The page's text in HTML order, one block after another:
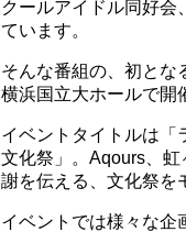
クールアイドル同好会
ています。
そんな番組の、初とな
横浜国立大ホールで開
イベントタイトルは「
文化祭」。Aqours、
謝を伝える、文化祭を
イベントでは様々な企